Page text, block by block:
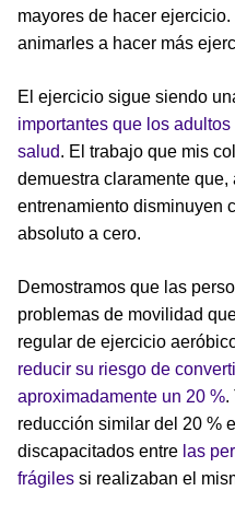
mayores de hacer
animarles a hacer más
El ejercicio sigue siendo
importantes que los
salud. El trabajo que mis
demuestra claramente que,
entrenamiento disminuyen
absoluto a cero.
Demostramos que las
problemas de movilidad
regular de ejercicio
reducir su riesgo de
aproximadamente un 20 %.
reducción similar del 20 %
discapacitados entre las
frágiles si realizaban el